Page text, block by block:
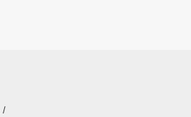
/